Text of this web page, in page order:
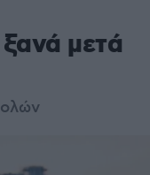
μετά